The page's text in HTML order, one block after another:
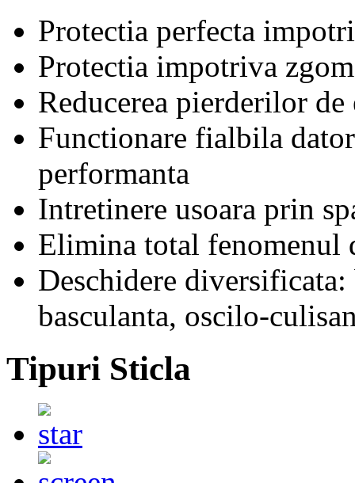
Protectia perfecta
Protectia impotriva
Reducerea pierderilor
Functionare fialbila
performanta
Intretinere usoara prin
Elimina total fenomenul
Deschidere
basculanta, oscilo-
Tipuri Sticla